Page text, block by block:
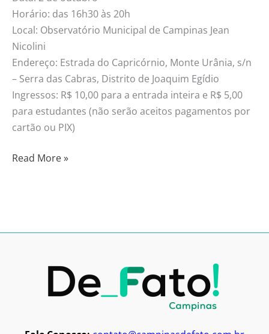
Horário: das 16h30 às 20h
Local: Observatório Municipal de Campinas Jean
Nicolini
Endereço: Estrada do Capricórnio, Monte Urânia, s/n
– Serra das Cabras, Distrito de Joaquim Egídio
Ingressos: R$ 10,00 para a entrada inteira e R$ 5,00
para estudantes (não serão aceitos pagamentos por
cartão ou PIX)
Read More »